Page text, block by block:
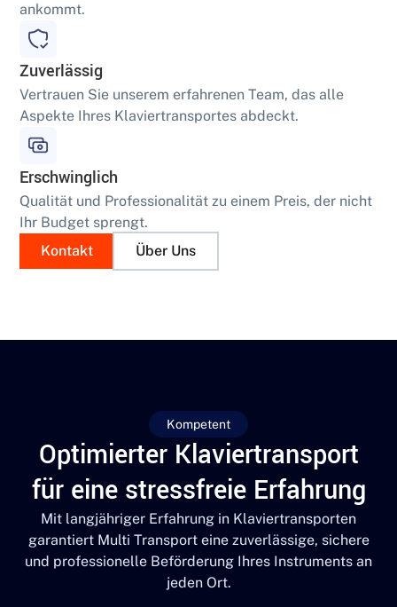
ankommt.
Zuverlässig
Vertrauen Sie unserem erfahrenen Team, das alle
Aspekte Ihres Klaviertransportes abdeckt.
Erschwinglich
Qualität und Professionalität zu einem Preis, der nicht
Ihr Budget sprengt.
Kontakt
Über Uns
Kompetent
Optimierter Klaviertransport
für eine stressfreie Erfahrung
Mit langjähriger Erfahrung in Klaviertransporten
garantiert Multi Transport eine zuverlässige, sichere
und professionelle Beförderung Ihres Instruments an
jeden Ort.